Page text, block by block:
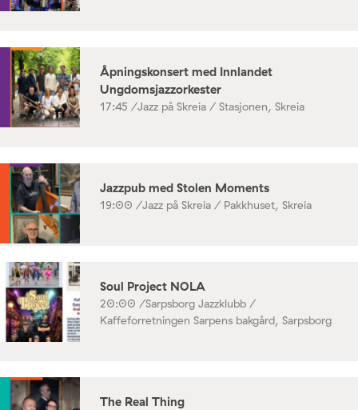
Åpningskonsert med Innlandet
Ungdomsjazzorkester
17:45 /Jazz på Skreia / Stasjonen, Skreia
Jazzpub med Stolen Moments
19:00 /Jazz på Skreia / Pakkhuset, Skreia
Soul Project NOLA
20:00 /Sarpsborg Jazzklubb /
Kaffeforretningen Sarpens bakgård, Sarpsborg
The Real Thing